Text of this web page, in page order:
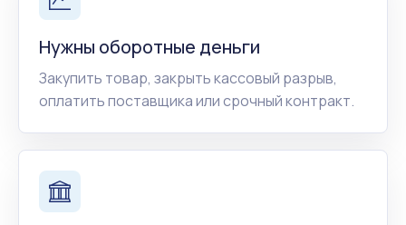
Нужны оборотные деньги
Закупить товар, закрыть кассовый разрыв,
оплатить поставщика или срочный контракт.